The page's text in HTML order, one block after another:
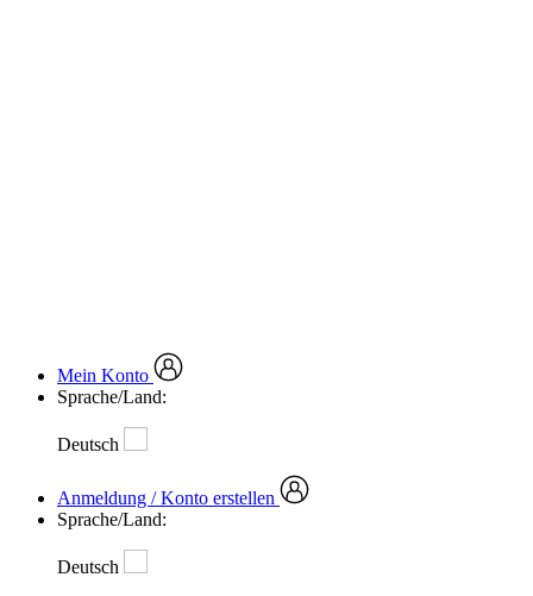
Mein Konto
Sprache/Land:
Deutsch
Anmeldung / Konto erstellen
Sprache/Land:
Deutsch